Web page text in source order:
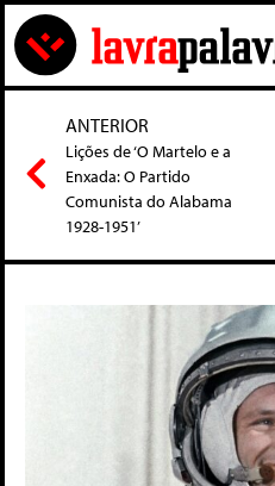
ANTERIOR
Lições de ‘O Martelo e a
Enxada: O Partido
Comunista do Alabama
1928-1951’